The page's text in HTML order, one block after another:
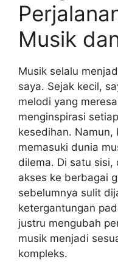
Musik
Musik selalu
saya. Sejak kecil,
melodi yang
menginspirasi
kesedihan. Namun,
memasuki dunia
dilema. Di satu sisi,
akses ke berbagai
sebelumnya sulit
ketergantungan
justru mengubah
musik menjadi
kompleks.